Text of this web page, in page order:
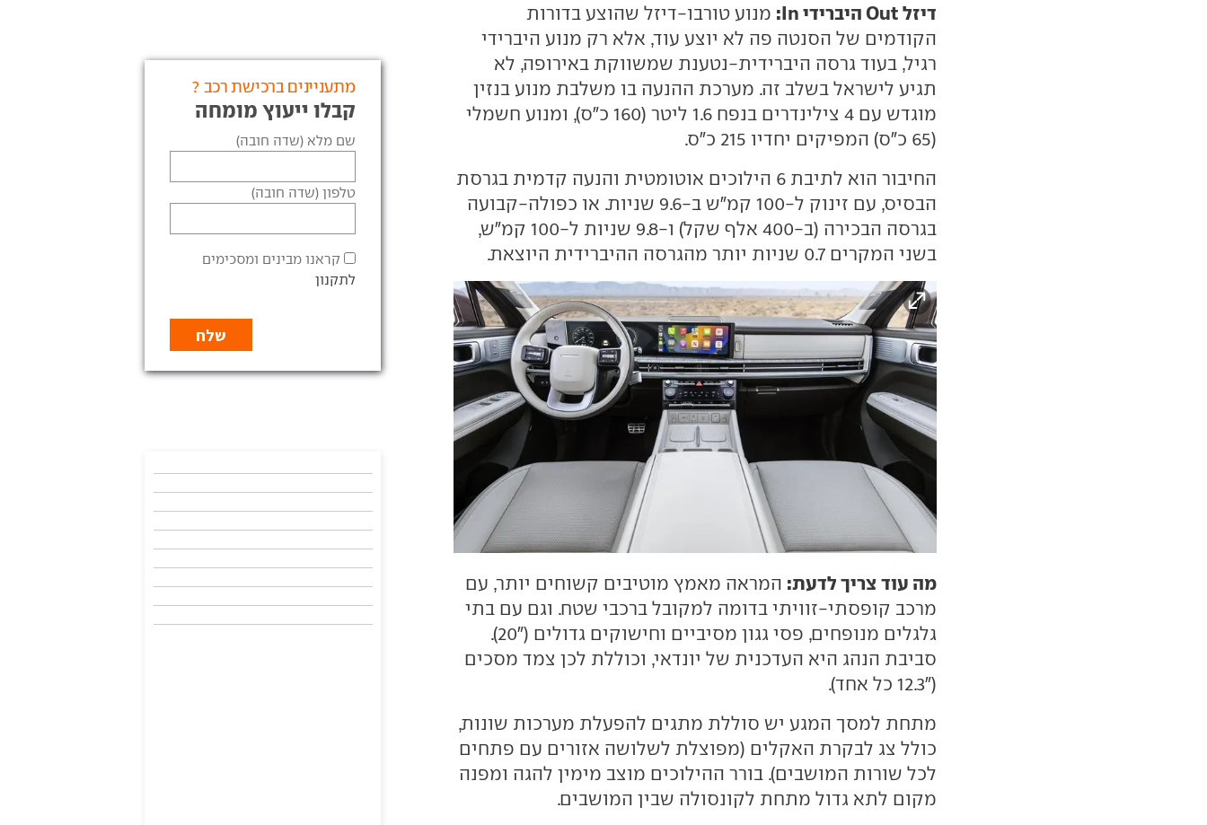
דיזל Out היברידי In:
מנוע טורבו-דיזל שהוצע בדורות
הקודמים של הסנטה פה לא יוצע עוד, אלא רק מנוע היברידי
רגיל, בעוד גרסה היברידית-נטענת שמשווקת באירופה, לא
תגיע לישראל בשלב זה. מערכת ההנעה בו משלבת מנוע בנזין
מוגדש עם 4 צילינדרים בנפח 1.6 ליטר (160 כ"ס), ומנוע חשמלי
(65 כ"ס) המפיקים יחדיו 215 כ"ס.
החיבור הוא לתיבת 6 הילוכים אוטומטית והנעה קדמית בגרסת
הבסיס, עם זינוק ל-100 קמ"ש ב-9.6 שניות. או כפולה-קבועה
בגרסה הבכירה (ב-400 אלף שקל) ו-9.8 שניות ל-100 קמ"ש,
בשני המקרים 0.7 שניות יותר מהגרסה ההיברידית היוצאת.
מה עוד צריך לדעת: המראה מאמץ מוטיבים קשוחים יותר, עם
מרכב קופסתי-זוויתי בדומה למקובל ברכבי שטח. וגם עם בתי
גלגלים מנופחים, פסי גגון מסיביים וחישוקים גדולים ("20).
סביבת הנהג היא העדכנית של יונדאי, וכוללת לכן צמד מסכים
("12.3 כל אחד).
מתחת למסך המגע יש סוללת מתגים להפעלת מערכות שונות,
כולל צג לבקרת האקלים (מפוצלת לשלושה אזורים עם פתחים
לכל שורות המושבים). בורר ההילוכים מוצב מימין להגה ומפנה
מקום לתא גדול מתחת לקונסולה שבין המושבים.
מתעניינים ברכישת רכב ?
קבלו ייעוץ מומחה
שם מלא (שדה חובה)
טלפון (שדה חובה)
קראנו מבינים ומסכימים
לתקנון